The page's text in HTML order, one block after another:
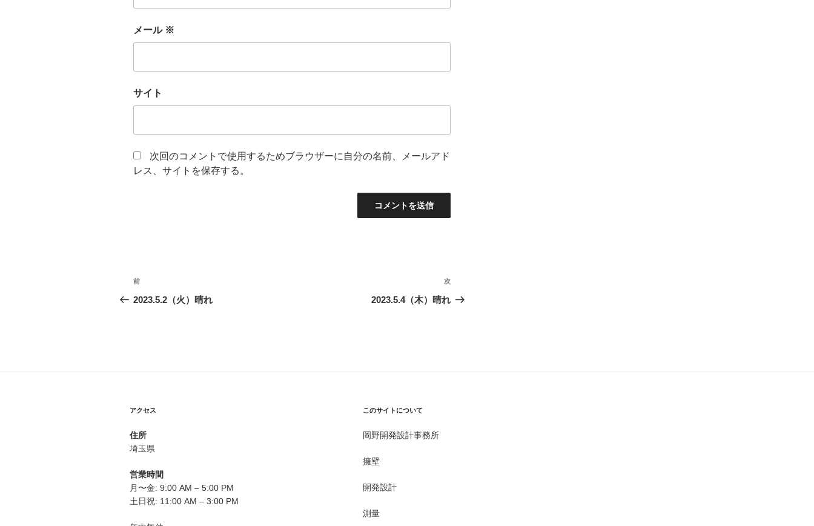
メール ※
サイト
次回のコメントで使用するためブラウザーに自分の名前、メールアド
レス、サイトを保存する。
投
稿
シ
ョ
ン
前
の
前
2023.5.2（火）晴れ
次
の
次
2023.5.4（木）晴れ
アクセス
住所
埼玉県
営業時間
月〜金: 9:00 AM – 5:00 PM
土日祝: 11:00 AM – 3:00 PM
このサイトについて
岡野開発設計事務所
擁壁
開発設計
測量